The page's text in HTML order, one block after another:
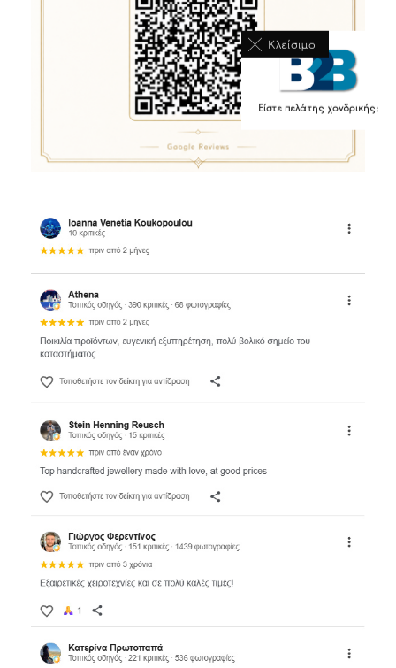
Κλείσιμο
Είστε πελάτης χονδρικής;